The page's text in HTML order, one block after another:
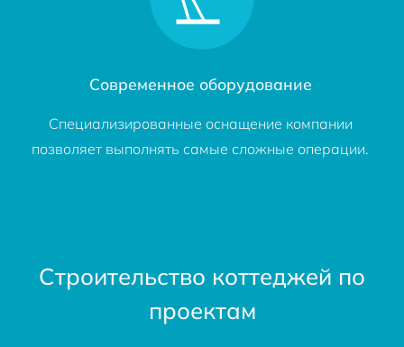
Современное оборудование
Специализированные оснащение компании
позволяет выполнять самые сложные операции.
Строительство коттеджей по
проектам